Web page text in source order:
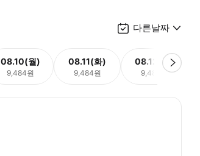
다른날짜
08.10(월)
9,484원
08.11(화)
9,484원
08.12(수)
9,484원